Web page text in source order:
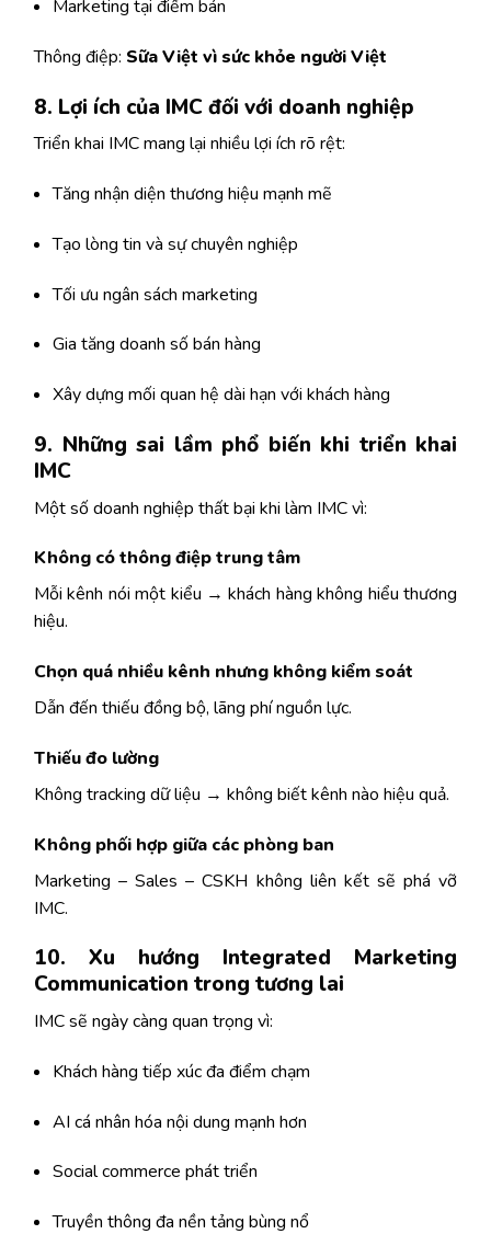
Marketing tại điểm bán
Thông điệp: Sữa Việt vì sức khỏe người Việt
8. Lợi ích của IMC đối với doanh nghiệp
Triển khai IMC mang lại nhiều lợi ích rõ rệt:
Tăng nhận diện thương hiệu mạnh mẽ
Tạo lòng tin và sự chuyên nghiệp
Tối ưu ngân sách marketing
Gia tăng doanh số bán hàng
Xây dựng mối quan hệ dài hạn với khách hàng
9. Những sai lầm phổ biến khi triển khai
IMC
Một số doanh nghiệp thất bại khi làm IMC vì:
Không có thông điệp trung tâm
Mỗi kênh nói một kiểu → khách hàng không hiểu thương
hiệu.
Chọn quá nhiều kênh nhưng không kiểm soát
Dẫn đến thiếu đồng bộ, lãng phí nguồn lực.
Thiếu đo lường
Không tracking dữ liệu → không biết kênh nào hiệu quả.
Không phối hợp giữa các phòng ban
Marketing – Sales – CSKH không liên kết sẽ phá vỡ
IMC.
10. Xu hướng Integrated Marketing
Communication trong tương lai
IMC sẽ ngày càng quan trọng vì:
Khách hàng tiếp xúc đa điểm chạm
AI cá nhân hóa nội dung mạnh hơn
Social commerce phát triển
Truyền thông đa nền tảng bùng nổ